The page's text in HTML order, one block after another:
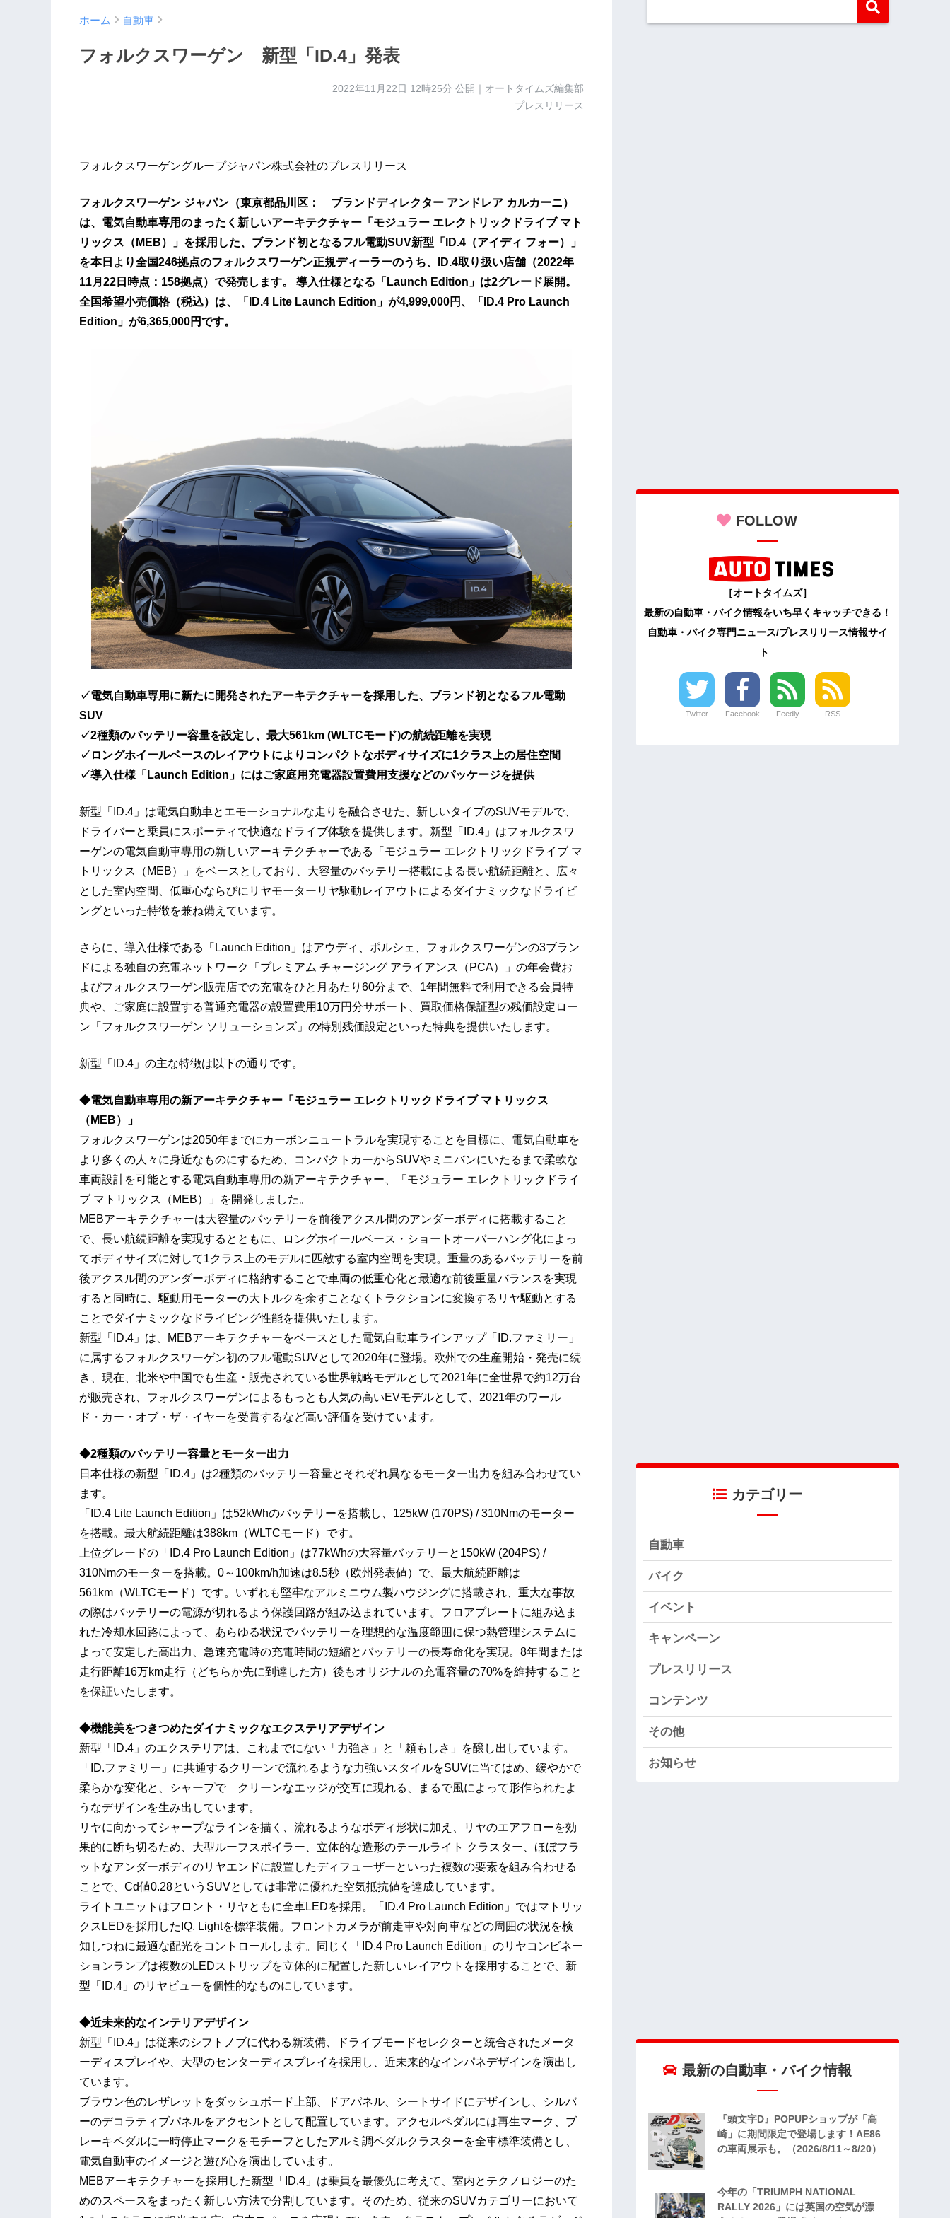
ホーム 自動車
フォルクスワーゲン 新型「ID.4」発表
2022年11月22日 12時25分 公開｜オートタイムズ編集部
プレスリリース
フォルクスワーゲングループジャパン株式会社のプレスリリース
フォルクスワーゲン ジャパン（東京都品川区： ブランドディレクター アンドレア カルカーニ）
は、電気自動車専用のまったく新しいアーキテクチャー「モジュラー エレクトリックドライブ マト
リックス（MEB）」を採用した、ブランド初となるフル電動SUV新型「ID.4（アイディ フォー）」
を本日より全国246拠点のフォルクスワーゲン正規ディーラーのうち、ID.4取り扱い店舗（2022年
11月22日時点：158拠点）で発売します。 導入仕様となる「Launch Edition」は2グレード展開。
全国希望小売価格（税込）は、「ID.4 Lite Launch Edition」が4,999,000円、「ID.4 Pro Launch
Edition」が6,365,000円です。
✓電気自動車専用に新たに開発されたアーキテクチャーを採用した、ブランド初となるフル電動
SUV
✓2種類のバッテリー容量を設定し、最大561km (WLTCモード)の航続距離を実現
✓ロングホイールベースのレイアウトによりコンパクトなボディサイズに1クラス上の居住空間
✓導入仕様「Launch Edition」にはご家庭用充電器設置費用支援などのパッケージを提供
新型「ID.4」は電気自動車とエモーショナルな走りを融合させた、新しいタイプのSUVモデルで、
ドライバーと乗員にスポーティで快適なドライブ体験を提供します。新型「ID.4」はフォルクスワ
ーゲンの電気自動車専用の新しいアーキテクチャーである「モジュラー エレクトリックドライブ マ
トリックス（MEB）」をベースとしており、大容量のバッテリー搭載による長い航続距離と、広々
とした室内空間、低重心ならびにリヤモーターリヤ駆動レイアウトによるダイナミックなドライビ
ングといった特徴を兼ね備えています。
さらに、導入仕様である「Launch Edition」はアウディ、ポルシェ、フォルクスワーゲンの3ブラン
ドによる独自の充電ネットワーク「プレミアム チャージング アライアンス（PCA）」の年会費お
よびフォルクスワーゲン販売店での充電をひと月あたり60分まで、1年間無料で利用できる会員特
典や、ご家庭に設置する普通充電器の設置費用10万円分サポート、買取価格保証型の残価設定ロー
ン「フォルクスワーゲン ソリューションズ」の特別残価設定といった特典を提供いたします。
新型「ID.4」の主な特徴は以下の通りです。
◆電気自動車専用の新アーキテクチャー「モジュラー エレクトリックドライブ マトリックス
（MEB）」
フォルクスワーゲンは2050年までにカーボンニュートラルを実現することを目標に、電気自動車を
より多くの人々に身近なものにするため、コンパクトカーからSUVやミニバンにいたるまで柔軟な
車両設計を可能とする電気自動車専用の新アーキテクチャー、「モジュラー エレクトリックドライ
ブ マトリックス（MEB）」を開発しました。
MEBアーキテクチャーは大容量のバッテリーを前後アクスル間のアンダーボディに搭載すること
で、長い航続距離を実現するとともに、ロングホイールベース・ショートオーバーハング化によっ
てボディサイズに対して1クラス上のモデルに匹敵する室内空間を実現。重量のあるバッテリーを前
後アクスル間のアンダーボディに格納することで車両の低重心化と最適な前後重量バランスを実現
すると同時に、駆動用モーターの大トルクを余すことなくトラクションに変換するリヤ駆動とする
ことでダイナミックなドライビング性能を提供いたします。
新型「ID.4」は、MEBアーキテクチャーをベースとした電気自動車ラインアップ「ID.ファミリー」
に属するフォルクスワーゲン初のフル電動SUVとして2020年に登場。欧州での生産開始・発売に続
き、現在、北米や中国でも生産・販売されている世界戦略モデルとして2021年に全世界で約12万台
が販売され、フォルクスワーゲンによるもっとも人気の高いEVモデルとして、2021年のワール
ド・カー・オブ・ザ・イヤーを受賞するなど高い評価を受けています。
◆2種類のバッテリー容量とモーター出力
日本仕様の新型「ID.4」は2種類のバッテリー容量とそれぞれ異なるモーター出力を組み合わせてい
ます。
「ID.4 Lite Launch Edition」は52kWhのバッテリーを搭載し、125kW (170PS) / 310Nmのモーター
を搭載。最大航続距離は388km（WLTCモード）です。
上位グレードの「ID.4 Pro Launch Edition」は77kWhの大容量バッテリーと150kW (204PS) /
310Nmのモーターを搭載。0～100km/h加速は8.5秒（欧州発表値）で、最大航続距離は
561km（WLTCモード）です。いずれも堅牢なアルミニウム製ハウジングに搭載され、重大な事故
の際はバッテリーの電源が切れるよう保護回路が組み込まれています。フロアプレートに組み込ま
れた冷却水回路によって、あらゆる状況でバッテリーを理想的な温度範囲に保つ熱管理システムに
よって安定した高出力、急速充電時の充電時間の短縮とバッテリーの長寿命化を実現。8年間または
走行距離16万km走行（どちらか先に到達した方）後もオリジナルの充電容量の70%を維持すること
を保証いたします。
◆機能美をつきつめたダイナミックなエクステリアデザイン
新型「ID.4」のエクステリアは、これまでにない「力強さ」と「頼もしさ」を醸し出しています。
「ID.ファミリー」に共通するクリーンで流れるような力強いスタイルをSUVに当てはめ、緩やかで
柔らかな変化と、シャープで クリーンなエッジが交互に現れる、まるで風によって形作られたよ
うなデザインを生み出しています。
リヤに向かってシャープなラインを描く、流れるようなボディ形状に加え、リヤのエアフローを効
果的に断ち切るため、大型ルーフスポイラー、立体的な造形のテールライト クラスター、ほぼフラ
ットなアンダーボディのリヤエンドに設置したディフューザーといった複数の要素を組み合わせる
ことで、Cd値0.28というSUVとしては非常に優れた空気抵抗値を達成しています。
ライトユニットはフロント・リヤともに全車LEDを採用。「ID.4 Pro Launch Edition」ではマトリッ
クスLEDを採用したIQ. Lightを標準装備。フロントカメラが前走車や対向車などの周囲の状況を検
知しつねに最適な配光をコントロールします。同じく「ID.4 Pro Launch Edition」のリヤコンビネー
ションランプは複数のLEDストリップを立体的に配置した新しいレイアウトを採用することで、新
型「ID.4」のリヤビューを個性的なものにしています。
◆近未来的なインテリアデザイン
新型「ID.4」は従来のシフトノブに代わる新装備、ドライブモードセレクターと統合されたメータ
ーディスプレイや、大型のセンターディスプレイを採用し、近未来的なインパネデザインを演出し
ています。
ブラウン色のレザレットをダッシュボード上部、ドアパネル、シートサイドにデザインし、シルバ
ーのデコラティブパネルをアクセントとして配置しています。アクセルペダルには再生マーク、ブ
レーキペダルに一時停止マークをモチーフとしたアルミ調ペダルクラスターを全車標準装備とし、
電気自動車のイメージと遊び心を演出しています。
MEBアーキテクチャーを採用した新型「ID.4」は乗員を最優先に考えて、室内とテクノロジーのた
めのスペースをまったく新しい方法で分割しています。そのため、従来のSUVカテゴリーにおいて
FOLLOW
［オートタイムズ］
最新の自動車・バイク情報をいち早くキャッチできる！
自動車・バイク専門ニュース/プレスリリース情報サイ
ト
Twitter Facebook Feedly RSS
カテゴリー
自動車
バイク
イベント
キャンペーン
プレスリリース
コンテンツ
その他
お知らせ
最新の自動車・バイク情報
『頭文字D』POPUPショップが「高
崎」に期間限定で登場します！AE86
の車両展示も。（2026/8/11～8/20）
今年の「TRIUMPH NATIONAL
RALLY 2026」には英国の空気が漂